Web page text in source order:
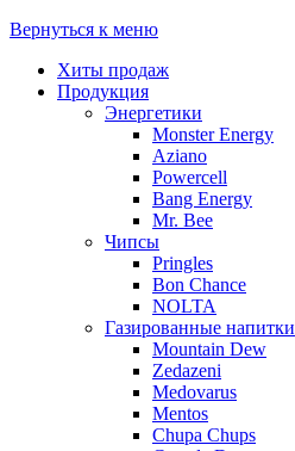
Вернуться к меню
Хиты продаж
Продукция
Энергетики
Monster Energy
Aziano
Powercell
Bang Energy
Mr. Bee
Чипсы
Pringles
Bon Chance
NOLTA
Газированные напитки
Mountain Dew
Zedazeni
Medovarus
Mentos
Chupa Chups